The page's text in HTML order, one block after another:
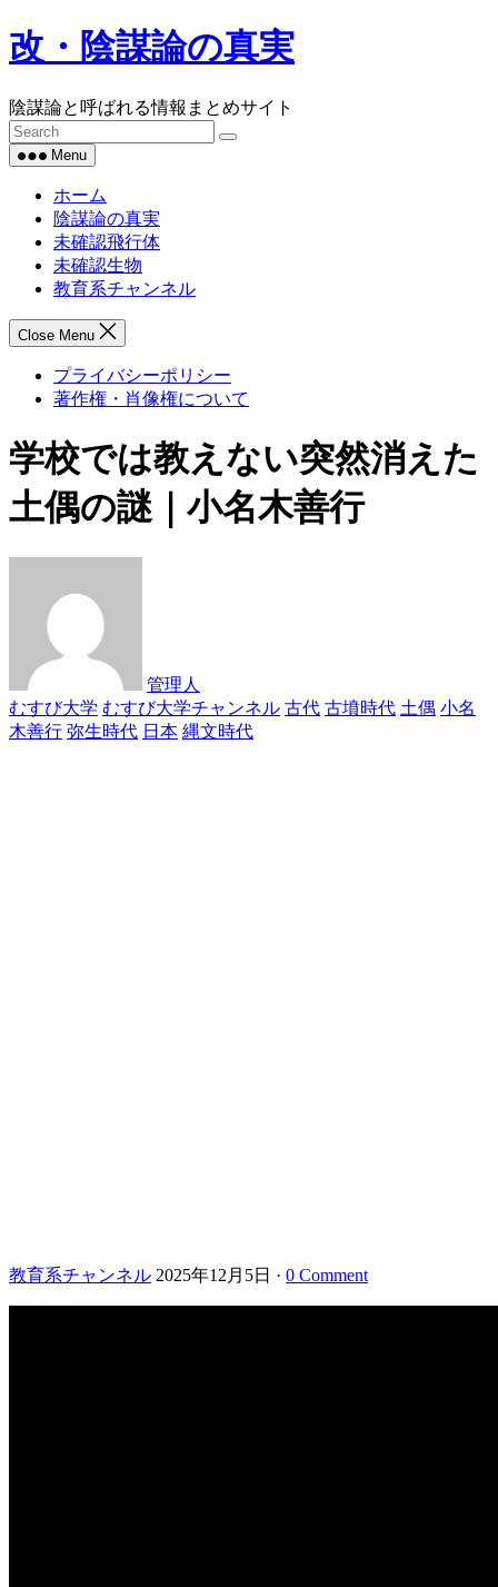
Skip
to
改・陰謀論の真実
陰謀論と呼ばれる情報まとめサイト
Menu
ホーム
陰謀論の真実
未確認飛行体
未確認生物
教育系チャンネル
Close Menu
プライバシーポリシー
著作権・肖像権について
学校では教えない突然消えた
土偶の謎｜小名木善行
管理人
むすび大学 むすび大学チャンネル 古代 古墳時代 土偶 小名
木善行 弥生時代 日本 縄文時代
教育系チャンネル 2025年12月5日 · 0 Comment